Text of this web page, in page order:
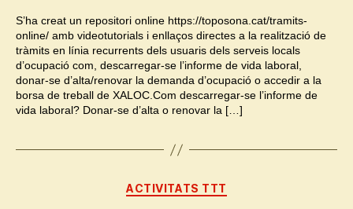
S’ha creat un repositori online https://toposona.cat/tramits-
online/ amb videotutorials i enllaços directes a la realització de
tràmits en línia recurrents dels usuaris dels serveis locals
d’ocupació com, descarregar-se l’informe de vida laboral,
donar-se d’alta/renovar la demanda d’ocupació o accedir a la
borsa de treball de XALOC.Com descarregar-se l’informe de
vida laboral? Donar-se d’alta o renovar la […]
Categories
ACTIVITATS TTT